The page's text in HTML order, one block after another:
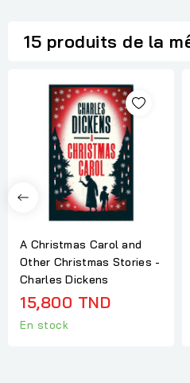
15 produits de la
A Christmas Carol and
Other Christmas Stories -
Charles Dickens
15,800 TND
En stock